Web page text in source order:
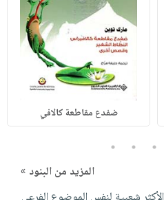
ضفدع مقاطعة كالافي
3
4
5
المزيد من البنود »